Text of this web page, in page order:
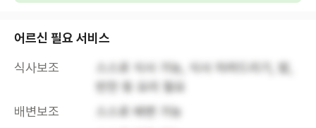
어르신 필요 서비스
식사보조
스스로 식사 가능, 식사 차려드리기, 밥,
반찬 등 요리 필요
배변보조
스스로 배변 가능